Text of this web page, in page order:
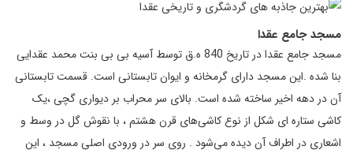
مسجد جامع عقدا
مسجد جامع عقدا در تاریخ 840 ه.ق توسط آسیه بی بی بنت محمد عقدایی
بنا شده .این مسجد دارای گرمخانه و ایوان تابستانی است. قسمت تابستانی
آن در دهه اخیر ساخته شده است. بالای سر محراب بر دیواری گچی ،یک
کاشی ستاره ای شکل از نوع کاشی‌های قرن هشتم ، با نقوش گل در وسط و
اشعاری در اطراف آن دیده می‌شود . روی سر در ورودی اصلی مسجد ، این